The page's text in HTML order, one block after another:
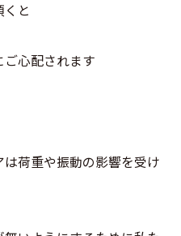
と
心配されます
荷重や振動の影響を受け